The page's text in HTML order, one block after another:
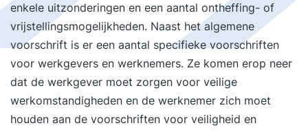
enkele uitzonderingen en een aantal ontheffing- of
vrijstellingsmogelijkheden. Naast het algemene
voorschrift is er een aantal specifieke voorschriften
voor werkgevers en werknemers. Ze komen erop neer
dat de werkgever moet zorgen voor veilige
werkomstandigheden en de werknemer zich moet
houden aan de voorschriften voor veiligheid en